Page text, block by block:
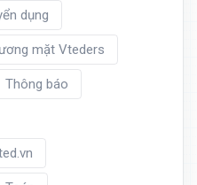
dụng
mặt Vteders
Thông báo